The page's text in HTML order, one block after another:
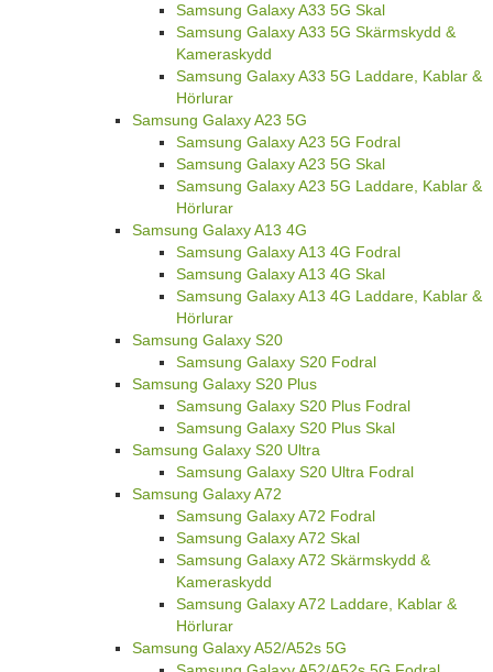
Samsung Galaxy A33 5G Skal
Samsung Galaxy A33 5G Skärmskydd &
Kameraskydd
Samsung Galaxy A33 5G Laddare, Kablar &
Hörlurar
Samsung Galaxy A23 5G
Samsung Galaxy A23 5G Fodral
Samsung Galaxy A23 5G Skal
Samsung Galaxy A23 5G Laddare, Kablar &
Hörlurar
Samsung Galaxy A13 4G
Samsung Galaxy A13 4G Fodral
Samsung Galaxy A13 4G Skal
Samsung Galaxy A13 4G Laddare, Kablar &
Hörlurar
Samsung Galaxy S20
Samsung Galaxy S20 Fodral
Samsung Galaxy S20 Plus
Samsung Galaxy S20 Plus Fodral
Samsung Galaxy S20 Plus Skal
Samsung Galaxy S20 Ultra
Samsung Galaxy S20 Ultra Fodral
Samsung Galaxy A72
Samsung Galaxy A72 Fodral
Samsung Galaxy A72 Skal
Samsung Galaxy A72 Skärmskydd &
Kameraskydd
Samsung Galaxy A72 Laddare, Kablar &
Hörlurar
Samsung Galaxy A52/A52s 5G